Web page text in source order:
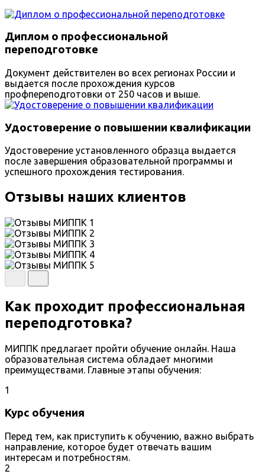
Диплом о профессиональной
переподготовке
Документ действителен во всех регионах России и
выдается после прохождения курсов
профпереподготовки от 250 часов и выше.
Удостоверение о повышении квалификации
Удостоверение установленного образца выдается
после завершения образовательной программы и
успешного прохождения тестирования.
Отзывы наших клиентов
Как проходит профессиональная
переподготовка?
МИППК предлагает пройти обучение онлайн. Наша
образовательная система обладает многими
преимуществами. Главные этапы обучения:
1
Курс обучения
Перед тем, как приступить к обучению, важно выбрать
направление, которое будет отвечать вашим
интересам и потребностям.
2